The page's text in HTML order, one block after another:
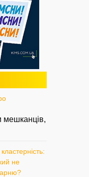
мешканців,
не